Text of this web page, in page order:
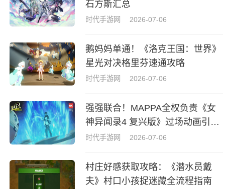
石方斯汇总
时代手游网 2026-07-06
鹅妈妈单通！《洛克王国：世界》
星光对决格里芬速通攻略
时代手游网 2026-07-06
强强联合！MAPPA全权负责《女
神异闻录4 复兴版》过场动画引热
议
时代手游网 2026-07-06
村庄好感获取攻略：《潜水员戴
夫》村口小孩捉迷藏全流程指南